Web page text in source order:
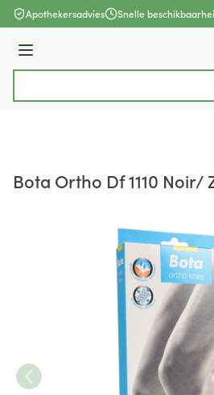
Ga naar de inhoud
Apothekersadvies Snelle
Menu
Bota Ortho Df 1110 Noir/